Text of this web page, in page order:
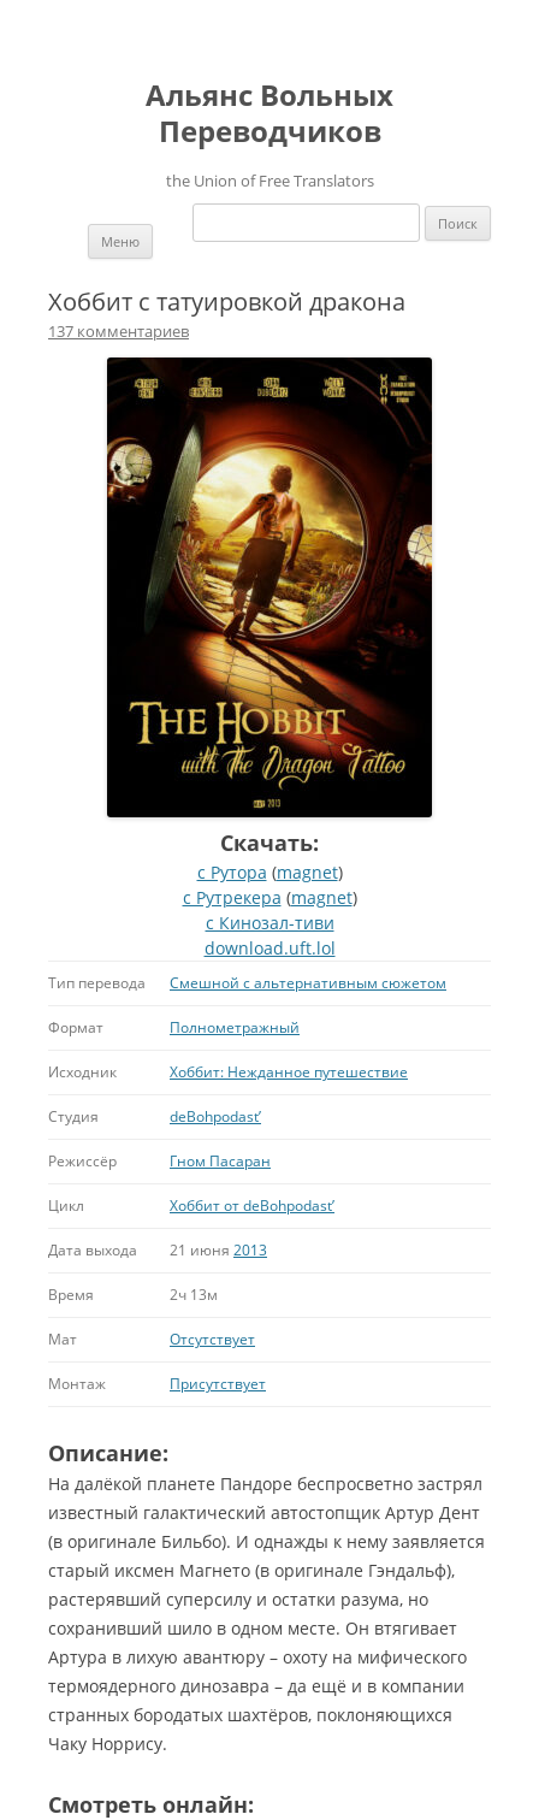
Альянс Вольных
Переводчиков
the Union of Free Translators
Найти:
Меню
Хоббит с татуировкой дракона
137 комментариев
Скачать:
с Рутора (magnet)
с Рутрекера (magnet)
с Кинозал-тиви
download.uft.lol
Тип перевода Смешной с альтернативным сюжетом
Формат Полнометражный
Исходник Хоббит: Нежданное путешествие
Студия deBohpodast’
Режиссёр Гном Пасаран
Цикл Хоббит от deBohpodast’
Дата выхода 21 июня 2013
Время 2ч 13м
Мат Отсутствует
Монтаж Присутствует
Описание:
На далёкой планете Пандоре беспросветно застрял
известный галактический автостопщик Артур Дент
(в оригинале Бильбо). И однажды к нему заявляется
старый иксмен Магнето (в оригинале Гэндальф),
растерявший суперсилу и остатки разума, но
сохранивший шило в одном месте. Он втягивает
Артура в лихую авантюру – охоту на мифического
термоядерного динозавра – да ещё и в компании
странных бородатых шахтёров, поклоняющихся
Чаку Норрису.
Смотреть онлайн: